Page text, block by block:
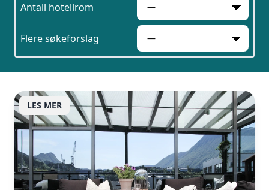
Antall hotellrom
Flere søkeforslag
LES MER
Vi innhenter uforpliktende tilbud, gir
råd og forhandler priser og
betingelser, bestiller på ønsket sted,
gjennomgår kontrakt og følger opp
viktige frister. Tjenesten er kostnadsfri
for deg som kunde, og det er ingen
påslag i prisene.